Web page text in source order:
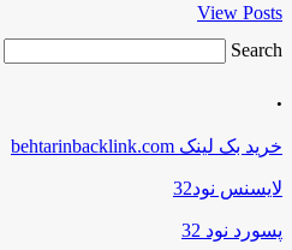
View Posts
Search …
.
خرید بک لینک behtarinbacklink.com
لایسنس نود32
پسورد نود 32